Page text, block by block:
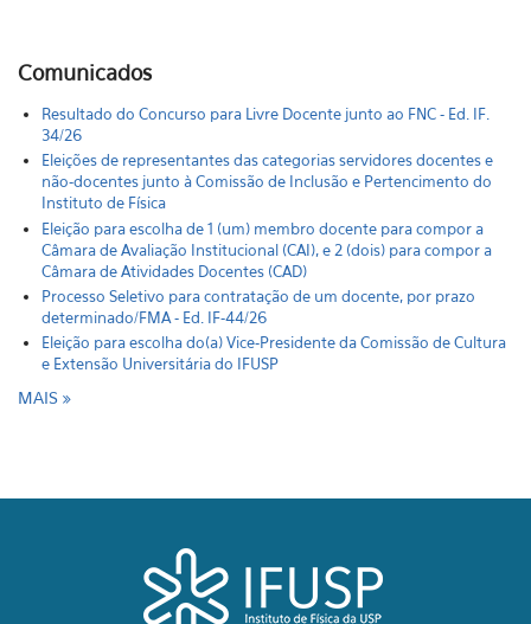
Comunicados
Resultado do Concurso para Livre Docente junto ao FNC - Ed. IF.
34/26
Eleições de representantes das categorias servidores docentes e
não-docentes junto à Comissão de Inclusão e Pertencimento do
Instituto de Física
Eleição para escolha de 1 (um) membro docente para compor a
Câmara de Avaliação Institucional (CAI), e 2 (dois) para compor a
Câmara de Atividades Docentes (CAD)
Processo Seletivo para contratação de um docente, por prazo
determinado/FMA - Ed. IF-44/26
Eleição para escolha do(a) Vice-Presidente da Comissão de Cultura
e Extensão Universitária do IFUSP
MAIS